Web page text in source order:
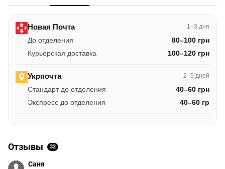
Новая Почта 1–3 дня
До отделения
80–100 грн
Курьерская доставка
100–120 грн
Укрпочта 2–5 дней
Стандарт до отделения
40–60 грн
Экспресс до отделения
40–60 гр
Отзывы 32
Саня